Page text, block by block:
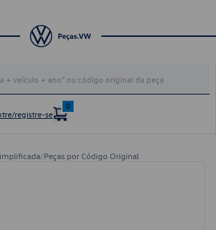
registre-se
0
/Peças por Código Original